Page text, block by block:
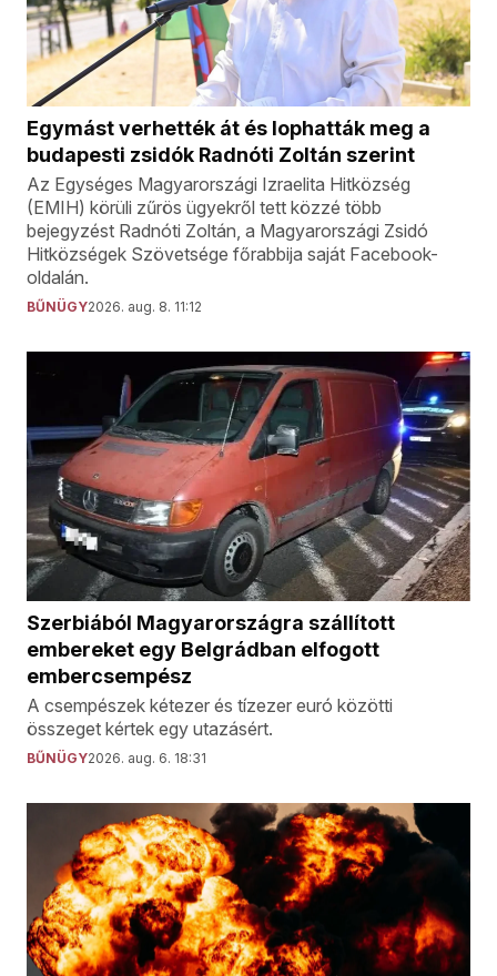
Egymást verhették át és lophatták meg a
budapesti zsidók Radnóti Zoltán szerint
Az Egységes Magyarországi Izraelita Hitközség
(EMIH) körüli zűrös ügyekről tett közzé több
bejegyzést Radnóti Zoltán, a Magyarországi Zsidó
Hitközségek Szövetsége főrabbija saját Facebook-
oldalán.
BŰNÜGY2026. aug. 8. 11:12
Szerbiából Magyarországra szállított
embereket egy Belgrádban elfogott
embercsempész
A csempészek kétezer és tízezer euró közötti
összeget kértek egy utazásért.
BŰNÜGY2026. aug. 6. 18:31